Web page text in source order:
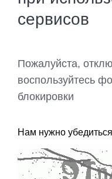
сервисов
Пожалуйста,
воспользуйтесь
блокировки
Нам нужно